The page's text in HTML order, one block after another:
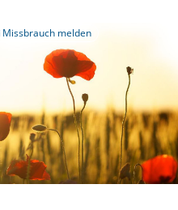
Missbrauch melden